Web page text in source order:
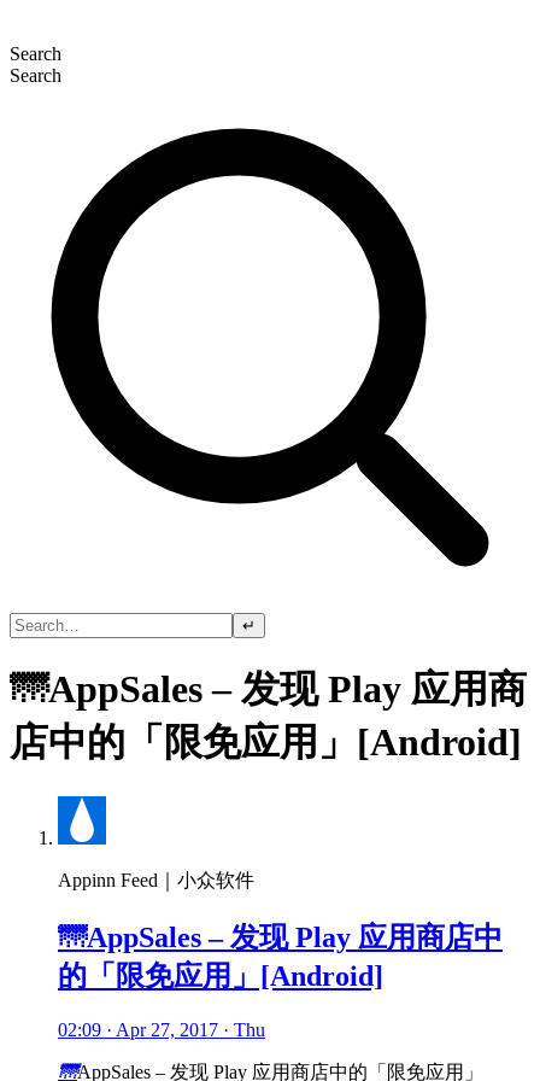
Search
Search
↵
🌁AppSales – 发现 Play 应用商
店中的「限免应用」[Android]
Appinn Feed｜小众软件
🌁AppSales – 发现 Play 应用商店中
的「限免应用」[Android]
02:09 · Apr 27, 2017 · Thu
🌁AppSales – 发现 Play 应用商店中的「限免应用」